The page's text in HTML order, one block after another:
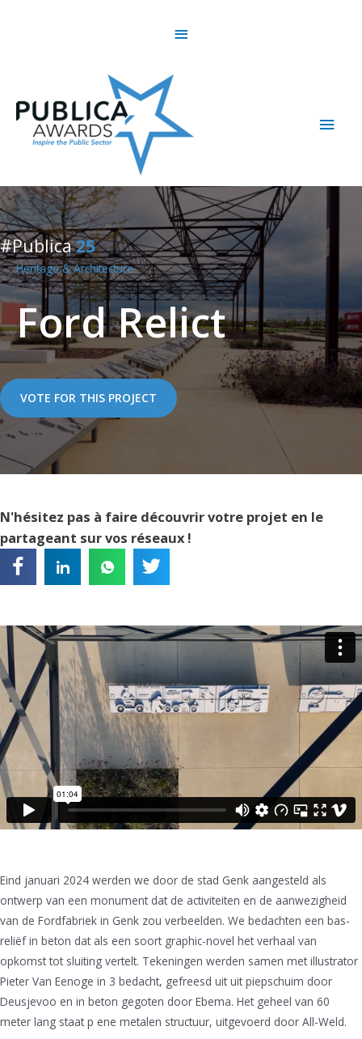
Above
Main
#Publica25
Heritage & Architecture
Ford Relict
VOTE FOR THIS PROJECT
N'hésitez pas à faire découvrir votre projet en le
partageant sur vos réseaux !
Eind januari 2024 werden we door de stad Genk aangesteld als
ontwerp van een monument dat de activiteiten en de aanwezigheid
van de Fordfabriek in Genk zou verbeelden. We bedachten een bas-
reliëf in beton dat als een soort graphic-novel het verhaal van
opkomst tot sluiting vertelt. Tekeningen werden samen met illustrator
Pieter Van Eenoge in 3 bedacht, gefreesd uit uit piepschuim door
Deusjevoo en in beton gegoten door Ebema. Het geheel van 60
meter lang staat p ene metalen structuur, uitgevoerd door All-Weld.